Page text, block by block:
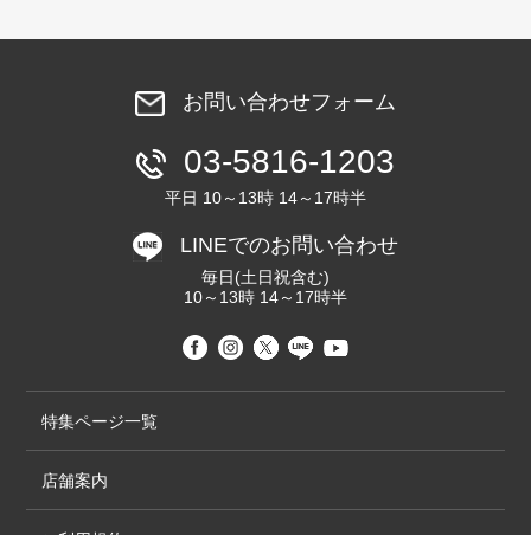
お問い合わせフォーム
03-5816-1203
平日 10～13時 14～17時半
LINEでのお問い合わせ
毎日(土日祝含む)
10～13時 14～17時半
特集ページ一覧
店舗案内